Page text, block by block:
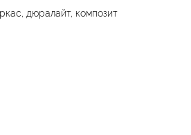
дюралайт, композит​​